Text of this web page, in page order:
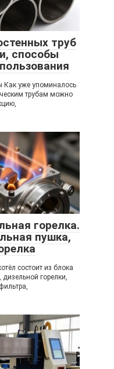
труб
способы
Как уже упоминалось
трубам можно
горелка.
пушка,
состоит из блока
горелки,